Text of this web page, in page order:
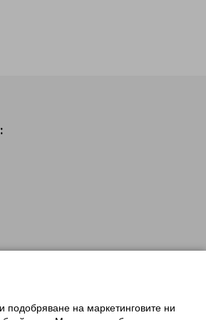
подобряване на маркетинговите ни